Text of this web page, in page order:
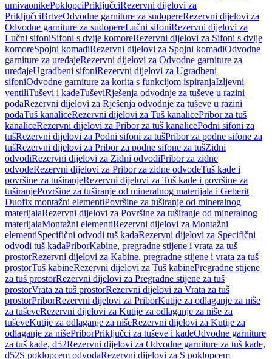
umivaonikePoklopciPriključciRezervni dijelovi za
PriključciBrtveOdvodne garniture za sudopereRezervni dijelovi za
Odvodne garniture za sudopereLučni sifoniRezervni dijelovi za
Lučni sifoniSifoni s dvije komoreRezervni dijelovi za Sifoni s dvije
komoreSpojni komadiRezervni dijelovi za Spojni komadiOdvodne
garniture za uređajeRezervni dijelovi za Odvodne garniture za
uređajeUgradbeni sifoniRezervni dijelovi za Ugradbeni
sifoniOdvodne garniture za korita s funkcijom ispiranjaIzljevni
ventiliTuševi i kadeTuševiRješenja odvodnje za tuševe u razini
podaRezervni dijelovi za Rješenja odvodnje za tuševe u razini
podaTuš kanaliceRezervni dijelovi za Tuš kanalicePribor za tuš
kanaliceRezervni dijelovi za Pribor za tuš kanalicePodni sifoni za
tušRezervni dijelovi za Podni sifoni za tušPribor za podne sifone za
tušRezervni dijelovi za Pribor za podne sifone za tušZidni
odvodiRezervni dijelovi za Zidni odvodiPribor za zidne
odvodeRezervni dijelovi za Pribor za zidne odvodeTuš kade i
površine za tuširanjeRezervni dijelovi za Tuš kade i površine za
tuširanjePovršine za tuširanje od mineralnog materijala i Geberit
Duofix montažni elementiPovršine za tuširanje od mineralnog
materijalaRezervni dijelovi za Površine za tuširanje od mineralnog
materijalaMontažni elementiRezervni dijelovi za Montažni
elementiSpecifični odvodi tuš kadaRezervni dijelovi za Specifični
odvodi tuš kadaPriborKabine, pregradne stijene i vrata za tuš
prostorRezervni dijelovi za Kabine, pregradne stijene i vrata za tuš
prostorTuš kabineRezervni dijelovi za Tuš kabinePregradne stijene
za tuš prostorRezervni dijelovi za Pregradne stijene za tuš
prostorVrata za tuš prostorRezervni dijelovi za Vrata za tuš
prostorPriborRezervni dijelovi za PriborKutije za odlaganje za niše
za tuševeRezervni dijelovi za Kutije za odlaganje za niše za
tuševeKutije za odlaganje za nišeRezervni dijelovi za Kutije za
odlaganje za nišePriborPriključci za tuševe i kadeOdvodne garniture
za tuš kade, d52Rezervni dijelovi za Odvodne garniture za tuš kade,
d52S poklopcem odvodaRezervni dijelovi za S poklopcem